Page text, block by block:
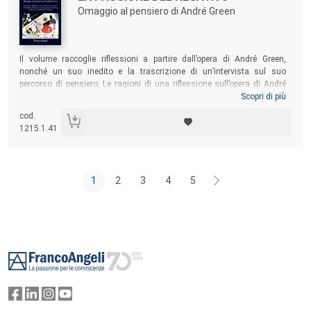
Omaggio al pensiero di André Green
Sommario:
Il volume raccoglie riflessioni a partire dall’opera di André Green,
nonché un suo inedito e la trascrizione di un’intervista sul suo
percorso di pensiero. Le ragioni di una riflessione sull’opera di André
Green non solo sono dettate dalla necessità di rendere omaggio a uno
costituiscono anche un ripensamento complessivo della psicoanalisi
in uno dei periodi forse di maggiore difficoltà e al tempo stesso di
Scopri di più
cod.
1215.1.41
1 2 3 4 5